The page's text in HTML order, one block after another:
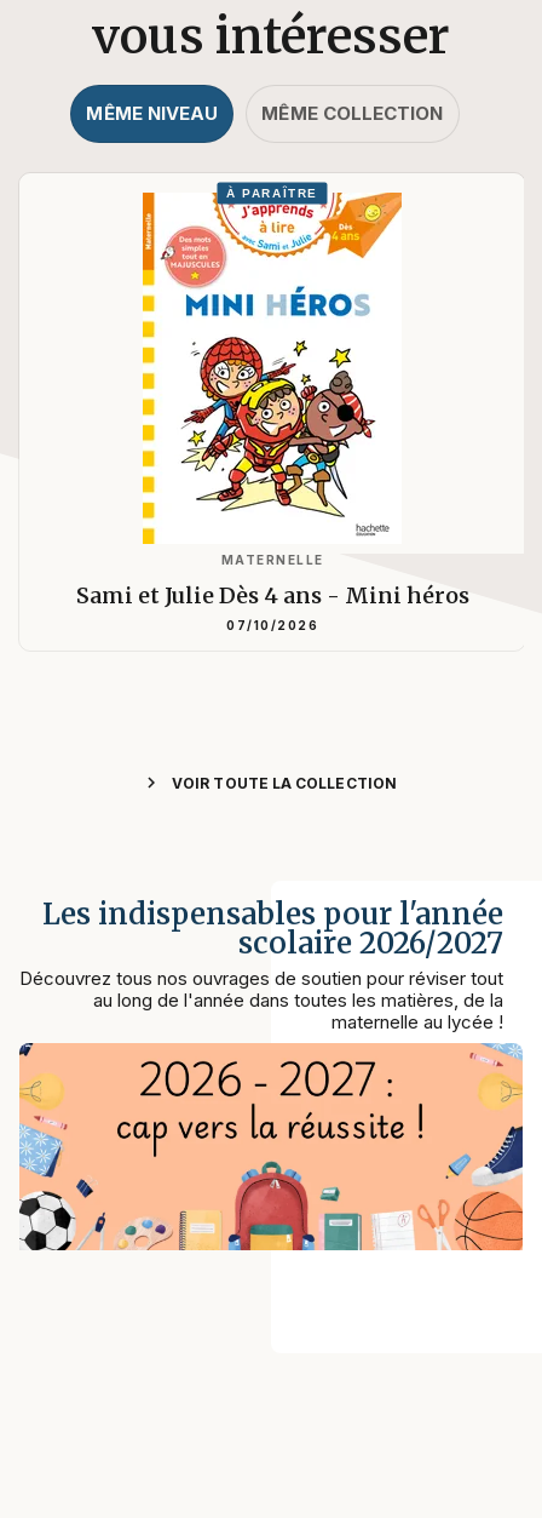
vous intéresser
MÊME NIVEAU MÊME COLLECTION
À PARAÎTRE
MATERNELLE
Sami et Julie Dès 4 ans - Mini héros
07/10/2026
chevron_right VOIR TOUTE LA COLLECTION
Les indispensables pour l'année
scolaire 2026/2027
Découvrez tous nos ouvrages de soutien pour réviser tout
au long de l'année dans toutes les matières, de la
maternelle au lycée !